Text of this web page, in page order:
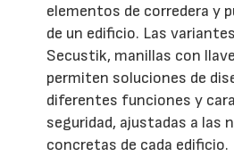
elementos de corredera y
de un edificio. Las
Secustik, manillas con
permiten soluciones de
diferentes funciones y
seguridad, ajustadas a las
concretas de cada edificio.